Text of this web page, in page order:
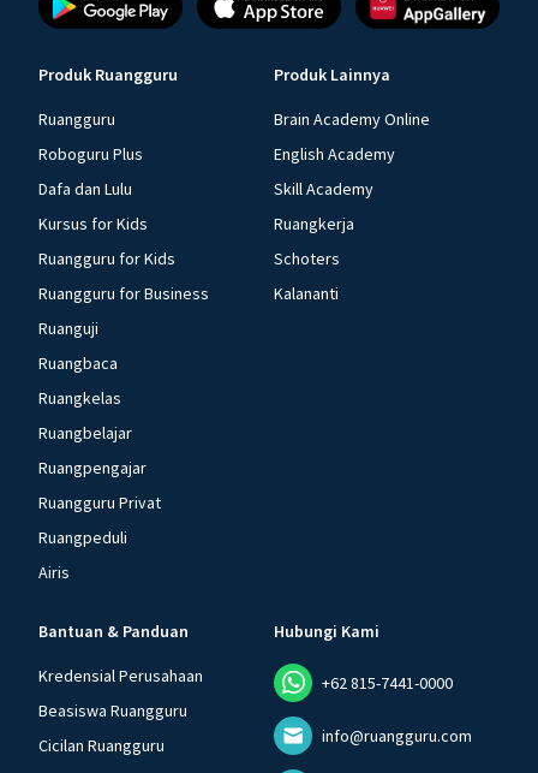
Produk Ruangguru
Ruangguru
Roboguru Plus
Dafa dan Lulu
Kursus for Kids
Ruangguru for Kids
Ruangguru for Business
Ruanguji
Ruangbaca
Ruangkelas
Ruangbelajar
Ruangpengajar
Ruangguru Privat
Ruangpeduli
Airis
Produk Lainnya
Brain Academy Online
English Academy
Skill Academy
Ruangkerja
Schoters
Kalananti
Bantuan & Panduan
Kredensial Perusahaan
Beasiswa Ruangguru
Cicilan Ruangguru
Hubungi Kami
+62 815-7441-0000
info@ruangguru.com